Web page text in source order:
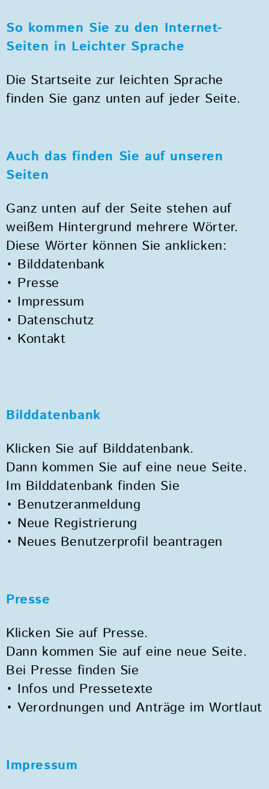
So kommen Sie zu den Internet-
Seiten in Leichter Sprache
Die Startseite zur leichten Sprache
finden Sie ganz unten auf jeder Seite.
Auch das finden Sie auf unseren
Seiten
Ganz unten auf der Seite stehen auf
weißem Hintergrund mehrere Wörter.
Diese Wörter können Sie anklicken:
• Bilddatenbank
• Presse
• Impressum
• Datenschutz
• Kontakt
Bilddatenbank
Klicken Sie auf Bilddatenbank.
Dann kommen Sie auf eine neue Seite.
Im Bilddatenbank finden Sie
• Benutzeranmeldung
• Neue Registrierung
• Neues Benutzerprofil beantragen
Presse
Klicken Sie auf Presse.
Dann kommen Sie auf eine neue Seite.
Bei Presse finden Sie
• Infos und Pressetexte
• Verordnungen und Anträge im Wortlaut
Impressum